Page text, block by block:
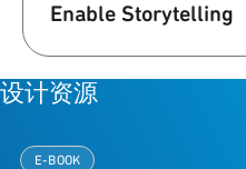
Enable Storytelling
设计资源
E-BOOK